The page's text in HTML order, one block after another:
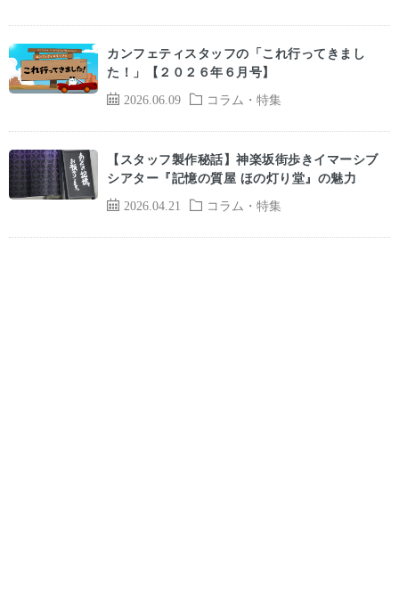
2026.06.09 コラム・特集
カンフェティスタッフの「これ行ってきまし
た！」【２０２６年６月号】
2026.04.21 コラム・特集
【スタッフ製作秘話】神楽坂街歩きイマーシブ
シアター『記憶の質屋 ほの灯り堂』の魅力